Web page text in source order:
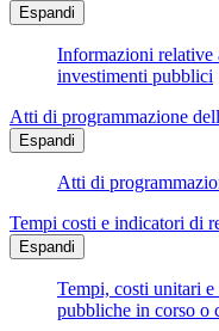
Espandi
Informazioni relative
investimenti pubblici
Atti di programmazione
Espandi
Atti di
Tempi costi e indicatori di
Espandi
Tempi, costi unitari
pubbliche in corso o